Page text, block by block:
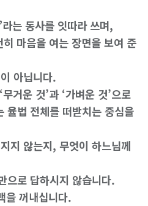
는 동사를 잇따라 쓰며,
마음을 여는 장면을 보여 준
아닙니다.
거운 것’과 ‘가벼운 것’으로
율법 전체를 떠받치는 중심을
지 않는지, 무엇이 하느님께
으로 답하시지 않습니다.
을 꺼내십니다.